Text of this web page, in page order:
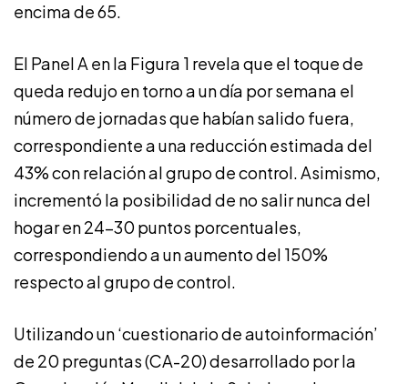
encima de 65.
El Panel A en la Figura 1 revela que el toque de
queda redujo en torno a un día por semana el
número de jornadas que habían salido fuera,
correspondiente a una reducción estimada del
43% con relación al grupo de control. Asimismo,
incrementó la posibilidad de no salir nunca del
hogar en 24-30 puntos porcentuales,
correspondiendo a un aumento del 150%
respecto al grupo de control.
Utilizando un ‘cuestionario de autoinformación’
de 20 preguntas (CA-20) desarrollado por la